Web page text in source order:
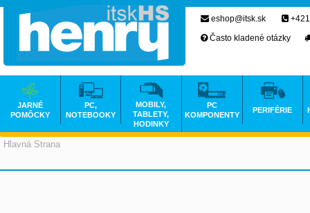
Hlavná Strana
eshop@itsk.sk
Často kladené otázky
JARNÉ
POMÔCKY
PC,
NOTEBOOKY
MOBILY,
TABLETY,
HODINKY
PC
KOMPONENTY
PERIFÉRIE